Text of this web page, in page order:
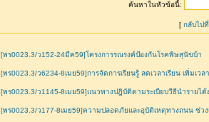
ค้นหาในหัวข้อนี้:
[ กลับไป
[พร0023.3/ว152-24มีค59]โครงการรณรงค์ป้องกันโรคพิษสุนัขบ้า
[พร0023.3/ว6234-8เมย59]การจัดการเรียนรู้ ลดเวลาเรียน เพิ่มเว
[พร0023.3/ว1145-8เมย59]แนวทางปฎิบัติตามระเบียบวีธีนำรายไ
[พร0023.3/ว177-8เมย59]ความปลอดภัยและอุบัติเหตุทางถนน ช่วง